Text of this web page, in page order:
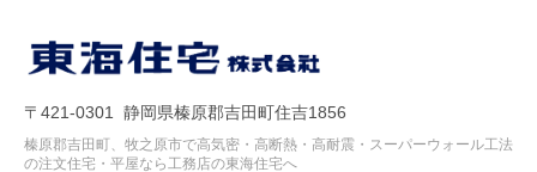
〒421-0301 静岡県榛原郡吉田町住吉1856
榛原郡吉田町、牧之原市で高気密・高断熱・高耐震・スーパーウォール工法
の注文住宅・平屋なら工務店の東海住宅へ